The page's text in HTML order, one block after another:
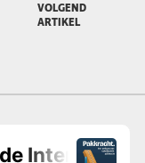
VOLGEND
ARTIKEL